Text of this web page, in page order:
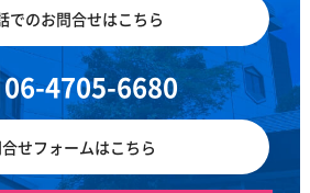
でのお問合せはこちら
06-4705-6680
せフォームはこちら